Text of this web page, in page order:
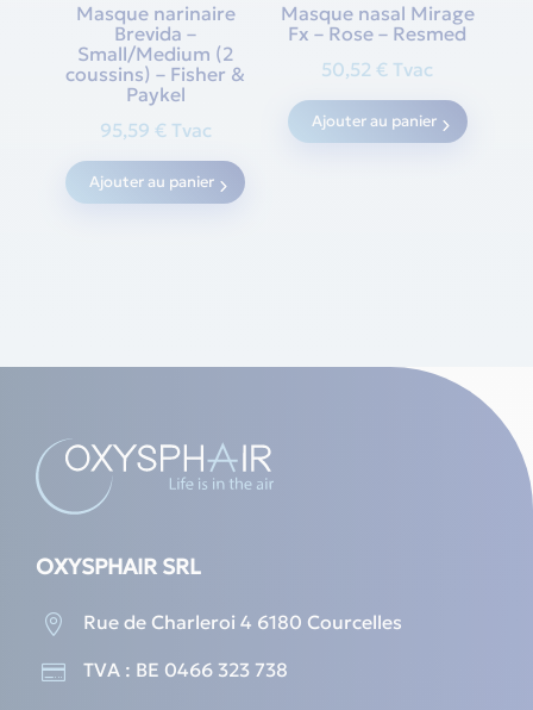
the
Masque narinaire
Brevida –
Small/Medium (2
coussins) – Fisher &
Paykel
95,59 € Tvac
Ajouter au panier
Masque nasal Mirage
Fx – Rose – Resmed
50,52€ Tvac
Ajouter au panier
OXYSPHAIR SRL
 Rue de Charleroi 4 6180 Courcelles
 TVA : BE 0466 323 738